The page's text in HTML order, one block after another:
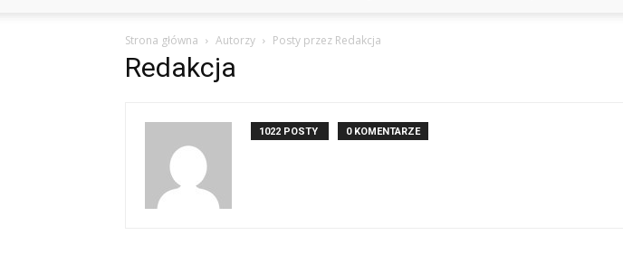
Strona główna Autorzy Posty przez Redakcja
Redakcja
1022 POSTY 0 KOMENTARZE